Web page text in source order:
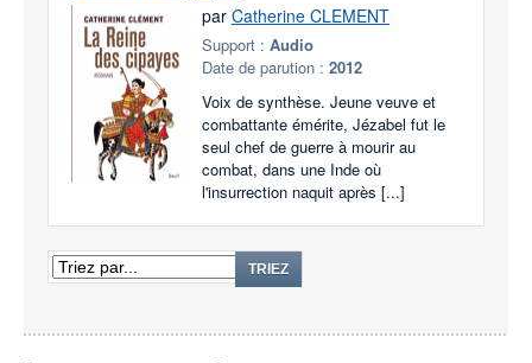
par Catherine CLEMENT
Support : Audio
Date de parution : 2012
Voix de synthèse. Jeune veuve et
combattante émérite, Jézabel fut le
seul chef de guerre à mourir au
combat, dans une Inde où
l'insurrection naquit après [...]
TRIEZ